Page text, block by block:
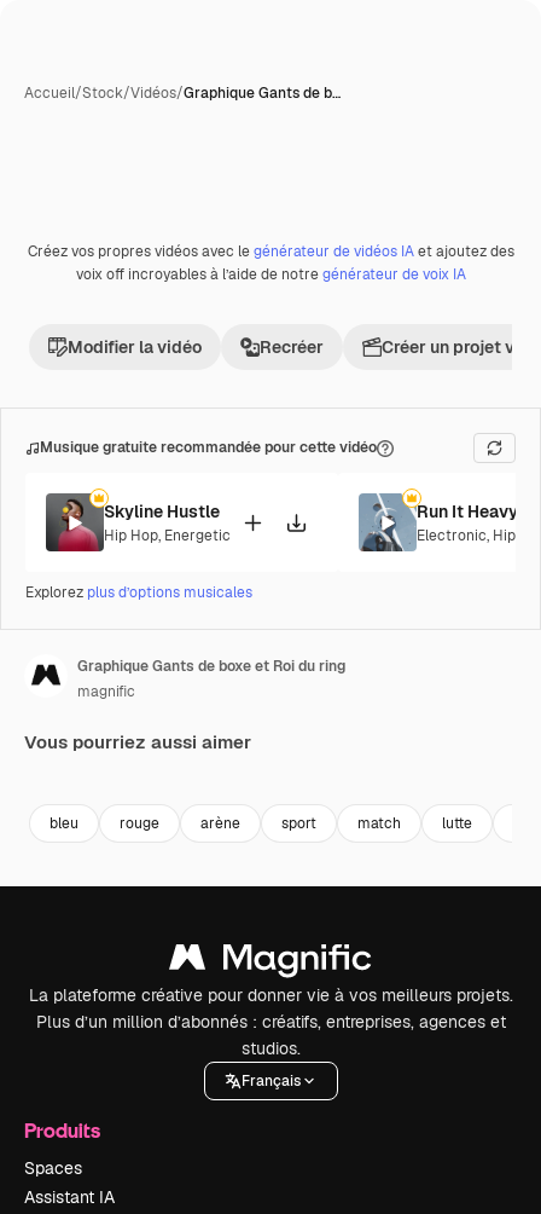
Accueil/Stock/Vidéos/Graphique Gants de b…
Créez vos propres vidéos avec legénérateur de vidéos IAet ajoutez des
voix off incroyables à l’aide de notregénérateur de voix IA
Modifier la vidéo Recréer Créer un projet
Musique gratuite recommandée pour cette vidéo
Skyline Hustle
Hip Hop, Energetic
Run It Heavy
Electronic, Hip
Explorez plus d’options musicales
Graphique Gants de boxe et Roi du ring
magnific
Vous pourriez aussi aimer
bleu rouge arène sport match lutte
La plateforme créative pour donner vie à vos meilleurs projets.
Plus d’un million d’abonnés : créatifs, entreprises, agences et
studios.
Français
Produits
Spaces
Assistant IA